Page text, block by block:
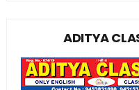
ADITYA